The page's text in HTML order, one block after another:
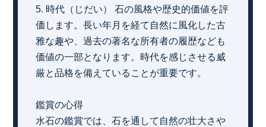
5. 時代（じだい） 石の風格や歴史的価値を評
価します。長い年月を経て自然に風化した古
雅な趣や、過去の著名な所有者の履歴なども
価値の一部となります。時代を感じさせる威
厳と品格を備えていることが重要です。
鑑賞の心得
水石の鑑賞では、石を通して自然の壮大さや